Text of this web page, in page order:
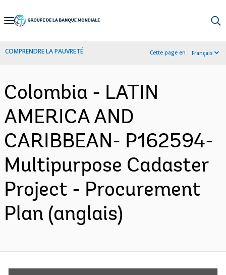
Skip
Navigation
COMPRENDRE LA PAUVRETÉ Cette page en : Français
Colombia - LATIN
AMERICA AND
CARIBBEAN- P162594-
Multipurpose Cadaster
Project - Procurement
Plan (anglais)